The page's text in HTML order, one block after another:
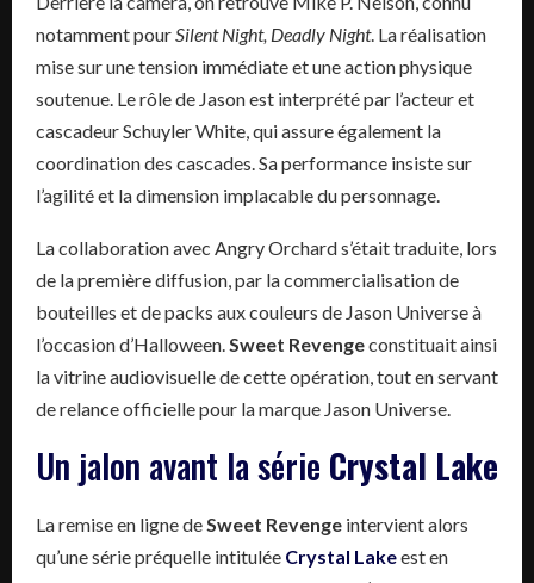
notamment pour Silent Night, Deadly Night. La réalisation
mise sur une tension immédiate et une action physique
soutenue. Le rôle de Jason est interprété par l’acteur et
cascadeur Schuyler White, qui assure également la
coordination des cascades. Sa performance insiste sur
l’agilité et la dimension implacable du personnage.
La collaboration avec Angry Orchard s’était traduite, lors
de la première diffusion, par la commercialisation de
bouteilles et de packs aux couleurs de Jason Universe à
l’occasion d’Halloween. Sweet Revengeconstituait ainsi
la vitrine audiovisuelle de cette opération, tout en servant
de relance officielle pour la marque Jason Universe.
Un jalon avant la série Crystal Lake
La remise en ligne de Sweet Revenge intervient alors
qu’une série préquelle intitulée Crystal Lakeest en